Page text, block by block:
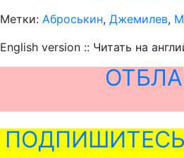
Метки: Аброськин, Джемилев,
English version :: Читать на